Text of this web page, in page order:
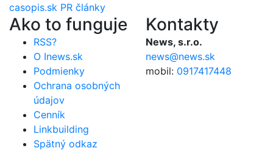
casopis.sk PR články
Ako to funguje
RSS?
O Inews.sk
Podmienky
Ochrana osobných
údajov
Cenník
Linkbuilding
Spätný odkaz
Kontakty
News, s.r.o.
news@news.sk
mobil: 0917417448